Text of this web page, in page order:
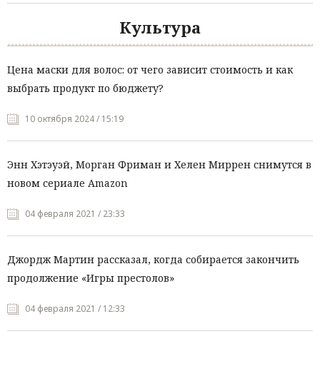
Культура
Цена маски для волос: от чего зависит стоимость и как
выбрать продукт по бюджету?
10 октября 2024 / 15:19
Энн Хэтэуэй, Морган Фриман и Хелен Миррен снимутся в
новом сериале Amazon
04 февраля 2021 / 23:33
Джордж Мартин рассказал, когда собирается закончить
продолжение «Игры престолов»
04 февраля 2021 / 12:33